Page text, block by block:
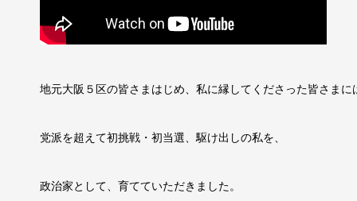
地元大阪５区の皆さまはじめ、私に縁してくださった皆さまに
党派を超えて初挑戦・初当選、駆け出しの私を、
政治家として、育てていただきました。